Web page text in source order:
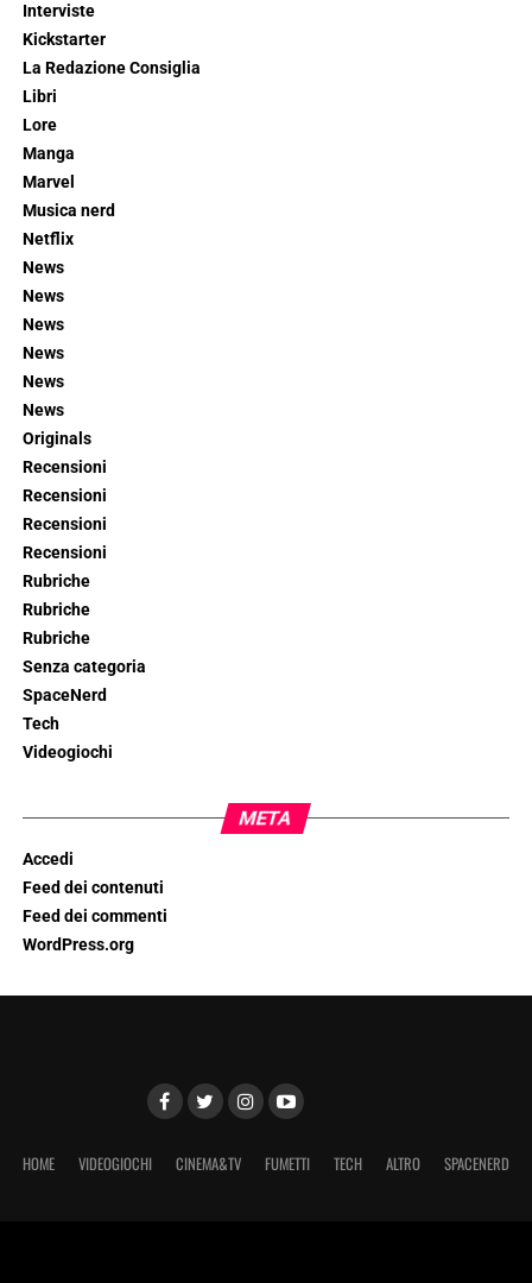
Interviste
Kickstarter
La Redazione Consiglia
Libri
Lore
Manga
Marvel
Musica nerd
Netflix
News
News
News
News
News
News
Originals
Recensioni
Recensioni
Recensioni
Recensioni
Rubriche
Rubriche
Rubriche
Senza categoria
SpaceNerd
Tech
Videogiochi
META
Accedi
Feed dei contenuti
Feed dei commenti
WordPress.org
HOME VIDEOGIOCHI CINEMA&TV FUMETTI TECH ALTRO SPACENERD